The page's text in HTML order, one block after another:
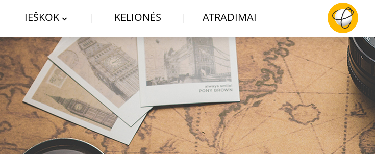
IEŠKOK KELIONĖS ATRADIMAI